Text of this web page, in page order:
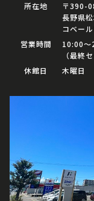
所在地
〒390-
長野県
コベー
営業時間
10:00〜
（最終
休館日
木曜日